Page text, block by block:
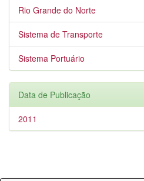
Rio Grande do Norte
Sistema de Transporte
Sistema Portuário
Data de Publicação
2011